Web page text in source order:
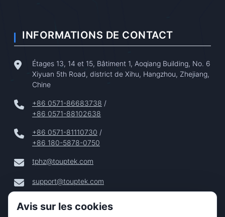
INFORMATIONS DE CONTACT
Étages 13, 14 et 15, Bâtiment 1, Aoqiang Building, No. 6
Xiyuan 5th Road, district de Xihu, Hangzhou, Zhejiang,
Chine
+86 0571-86683738 /
+86 0571-88102638
+86 0571-81110730 /
+86 180-5878-0750
tphz@touptek.com
support@touptek.com
Avis sur les cookies